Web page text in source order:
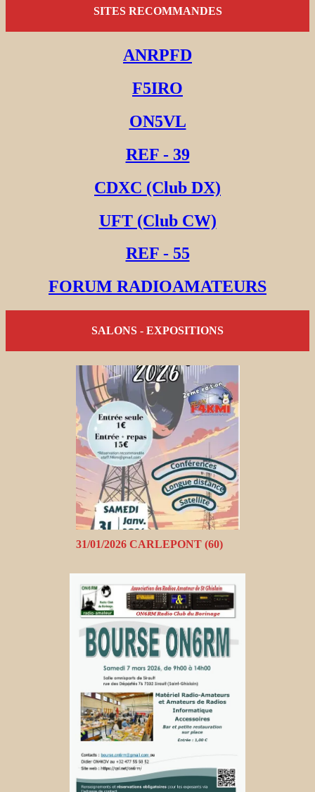
SITES RECOMMANDES
ANRPFD
F5IRO
ON5VL
REF - 39
CDXC (Club DX)
UFT (Club CW)
REF - 55
FORUM RADIOAMATEURS
SALONS - EXPOSITIONS
31/01/2026 CARLEPONT (60)